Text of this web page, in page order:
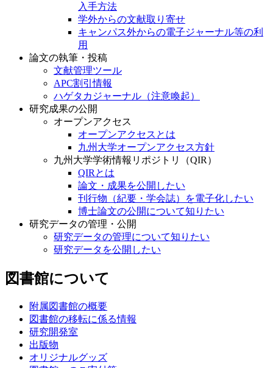
入手方法
学外からの文献取り寄せ
キャンパス外からの電子ジャーナル等の利
用
論文の執筆・投稿
文献管理ツール
APC割引情報
ハゲタカジャーナル（注意喚起）
研究成果の公開
オープンアクセス
オープンアクセスとは
九州大学オープンアクセス方針
九州大学学術情報リポジトリ（QIR）
QIRとは
論文・成果を公開したい
刊行物（紀要・学会誌）を電子化したい
博士論文の公開について知りたい
研究データの管理・公開
研究データの管理について知りたい
研究データを公開したい
図書館について
附属図書館の概要
図書館の移転に係る情報
研究開発室
出版物
オリジナルグッズ